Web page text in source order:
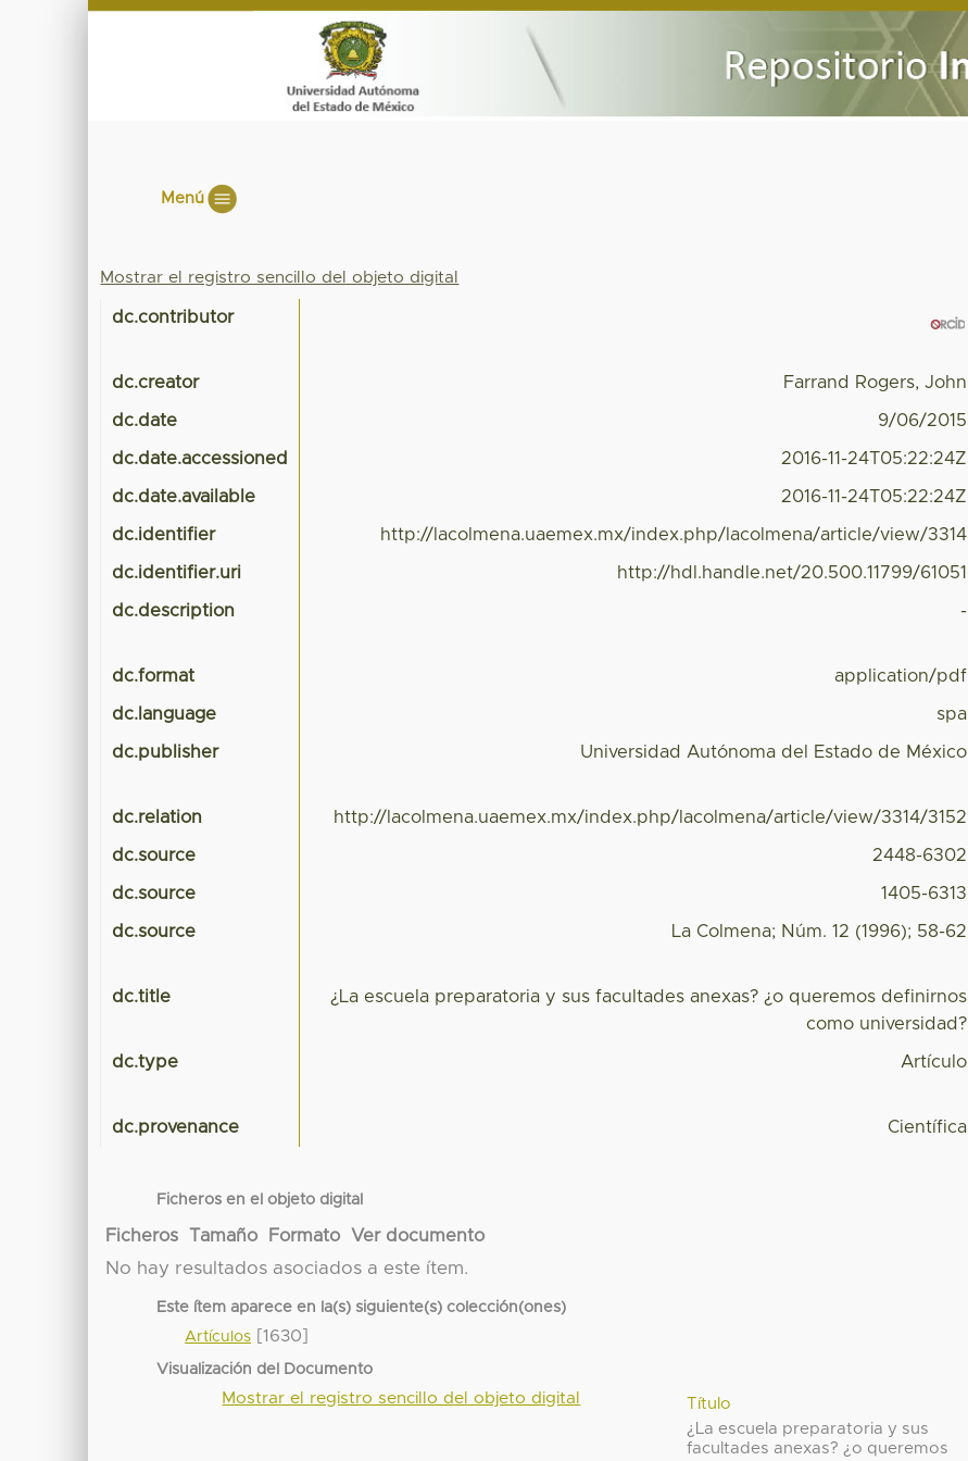
Menú
Mostrar el registro sencillo del objeto digital
dc.contributor
dc.creator Farrand Rogers, John
dc.date 9/06/2015
dc.date.accessioned 2016-11-24T05:22:24Z
dc.date.available 2016-11-24T05:22:24Z
dc.identifier http://lacolmena.uaemex.mx/index.php/lacolmena/article/view/3314
dc.identifier.uri http://hdl.handle.net/20.500.11799/61051
dc.description -
dc.format application/pdf
dc.language spa
dc.publisher Universidad Autónoma del Estado de México
dc.relation http://lacolmena.uaemex.mx/index.php/lacolmena/article/view/3314/3152
dc.source 2448-6302
dc.source 1405-6313
dc.source La Colmena; Núm. 12 (1996); 58-62
dc.title
¿La escuela preparatoria y sus facultades anexas? ¿o queremos definirnos
como universidad?
dc.type Artículo
dc.provenance Científica
Ficheros en el objeto digital
Ficheros Tamaño Formato
Ver documento
No hay resultados asociados a este ítem.
Este ítem aparece en la(s) siguiente(s) colección(ones)
Artículos [1630]
Visualización del Documento
Título
¿La escuela preparatoria y sus
facultades anexas? ¿o queremos
Mostrar el registro sencillo del objeto digital